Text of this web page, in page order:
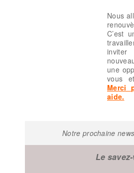
Nous
C’est
inviter
une
vous
Merci
aide.
Notre prochaine
Le